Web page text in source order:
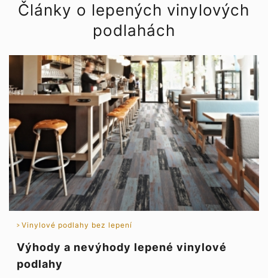
Články o lepených vinylových
podlahách
Vinylové podlahy bez lepení
Výhody a nevýhody lepené vinylové
podlahy